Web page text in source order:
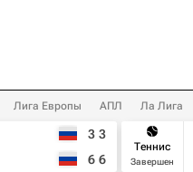
Лига Европы АПЛ Ла Лига
3 3
6 6
Теннис
Завершен